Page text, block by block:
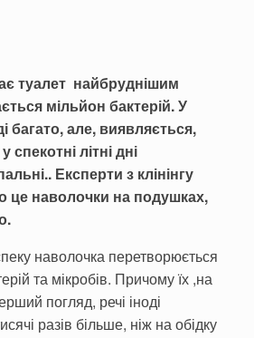
туалет найбруднішим
мільйон бактерій. У
багато, але, виявляється,
спекотні літні дні
Експерти з клінінгу
це наволочки на подушках,
наволочка перетворюється
та мікробів. Причому їх ,на
погляд, речі іноді
разів більше, ніж на обідку